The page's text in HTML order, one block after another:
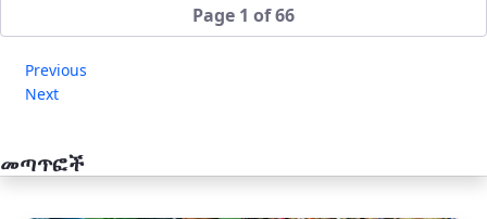
Page 1 of 66
Previous
Next
መጣጥፎች